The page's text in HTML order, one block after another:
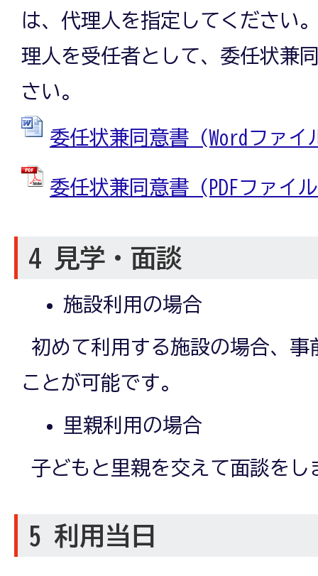
は、代理人を指定してください
理人を受任者として、委任状兼
さい。
委任状兼同意書 (Wordファ
委任状兼同意書 (PDFファイ
4 見学・面談
施設利用の場合
初めて利用する施設の場合、事
ことが可能です。
里親利用の場合
子どもと里親を交えて面談をし
5 利用当日